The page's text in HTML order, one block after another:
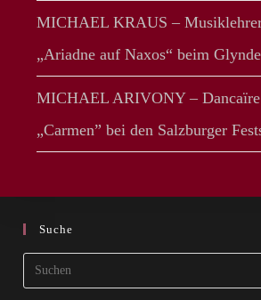
MICHAEL KRAUS –
„Ariadne auf Naxos“ beim
MICHAEL ARIVONY –
„Carmen” bei den Salzburger
Suche